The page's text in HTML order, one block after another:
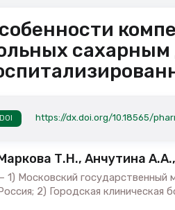
сахарным
DOI https://dx.doi.org/10.18565/
Т.Н., Анчутина
1) Московский
2) Городская